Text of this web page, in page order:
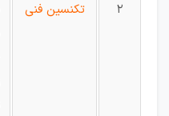
2 تکنسین فنی